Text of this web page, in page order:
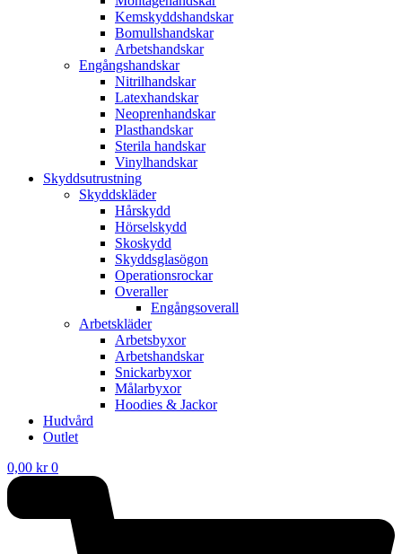
Kemskyddshandskar
Bomullshandskar
Arbetshandskar
Engångshandskar
Nitrilhandskar
Latexhandskar
Neoprenhandskar
Plasthandskar
Sterila handskar
Vinylhandskar
Skyddsutrustning
Skyddskläder
Hårskydd
Hörselskydd
Skoskydd
Skyddsglasögon
Operationsrockar
Overaller
Engångsoverall
Arbetskläder
Arbetsbyxor
Arbetshandskar
Snickarbyxor
Målarbyxor
Hoodies & Jackor
Hudvård
Outlet
0,00 kr 0